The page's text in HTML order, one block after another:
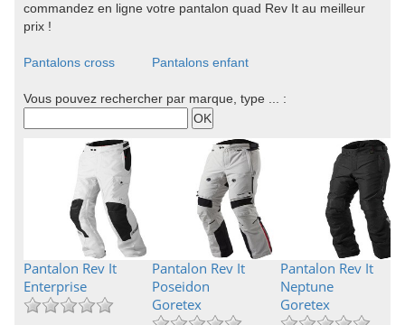
commandez en ligne votre pantalon quad Rev It au meilleur
prix !
Pantalons cross Pantalons enfant
Vous pouvez rechercher par marque, type ... :
Pantalon Rev It
Enterprise
Pantalon Rev It
Poseidon
Goretex
Pantalon Rev It
Neptune
Goretex